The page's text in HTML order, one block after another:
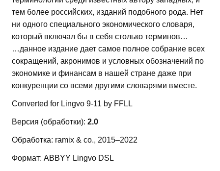
тем более российских, изданий подобного рода. Нет
ни одного специального экономического словаря,
который включал бы в себя столько терминов…
…данное издание дает самое полное собрание всех
сокращений, акронимов и условных обозначений по
экономике и финансам в нашей стране даже при
конкуренции со всеми другими словарями вместе.
Converted for Lingvo 9-11 by FFLL
Версия (обработки): 2.0
Обработка: ramix & co., 2015–2022
Формат: ABBYY Lingvo DSL